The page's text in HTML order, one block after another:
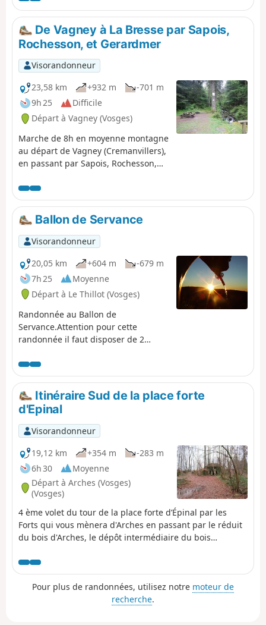
De Vagney à La Bresse par Sapois,
Rochesson, et Gerardmer
Visorandonneur
23,58 km
+932 m
-701 m
9h 25
Difficile
Départ à Vagney (Vosges)
Marche de 8h en moyenne montagne
au départ de Vagney (Cremanvillers),
en passant par Sapois, Rochesson,
de Grosse Pierre, arrivée à La Bresse.
Ballon de Servance
Visorandonneur
20,05 km
+604 m
-679 m
7h 25
Moyenne
Départ à Le Thillot (Vosges)
Randonnée au Ballon de
Servance.Attention pour cette
randonnée il faut disposer de 2
le 2e au Réservoir des Sources de
Presles (A). Le sentier pour monter
directement au Ballon est une zone
de quiétude interdite du 15
décembre au 14 juillet, voir les avis
Itinéraire Sud de la place forte
d'Epinal
Visorandonneur
19,12 km
+354 m
-283 m
6h 30
Moyenne
Départ à Arches (Vosges)
(Vosges)
4 ème volet du tour de la place forte d’Épinal par les
Forts qui vous mènera d'Arches en passant par le réduit
du bois d'Arches, le dépôt intermédiaire du bois
l'Etang du Bult, le fort des Friches et arrivée au fort du
RoulonC'est une randonnée en ligne, pour cela, déposer
un véhicule à l'étang de Morevoid après le Roulon sur la
route d'Uzemain. Rejoindre le départ à Arches en
Pour plus de randonnées, utilisez notre moteur de
recherche.